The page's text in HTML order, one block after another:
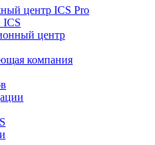
центр ICS Pro
ICS
центр
компания